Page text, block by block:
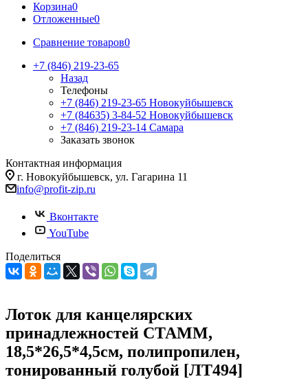
Корзина0
Отложенные0
Сравнение товаров0
+7 (846) 219-23-65
Назад
Телефоны
+7 (846) 219-23-65 Новокуйбышевск
+7 (84635) 3-84-52 Новокуйбышевск
+7 (846) 219-23-14 Самара
Заказать звонок
Контактная информация
г. Новокуйбышевск, ул. Гагарина 11
info@profit-zip.ru
Вконтакте
YouTube
Поделиться
Лоток для канцелярских
принадлежностей СТАММ,
18,5*26,5*4,5см, полипропилен,
тонированный голубой [ЛТ494]